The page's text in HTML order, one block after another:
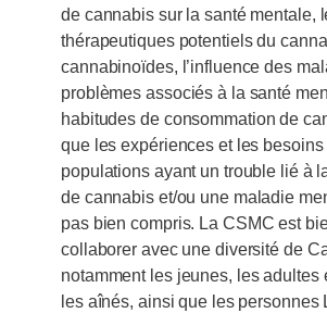
de cannabis sur la santé mentale,
thérapeutiques potentiels du
cannabinoïdes, l’influence des
problèmes associés à la santé
habitudes de consommation de
que les expériences et les
populations ayant un trouble lié à
de cannabis et/ou une maladie
pas bien compris. La CSMC est
collaborer avec une diversité de
notamment les jeunes, les adultes
les aînés, ainsi que les personnes